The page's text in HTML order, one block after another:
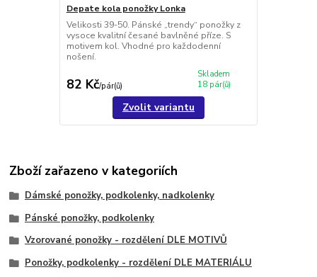
Depate kola ponožky Lonka
Velikosti 39-50. Pánské „trendy“ ponožky z
vysoce kvalitní česané bavlněné příze. S
motivem kol. Vhodné pro každodenní
nošení.
82 Kč/pár(ů)
Skladem
18 pár(ů)
Zvolit variantu
Zboží zařazeno v kategoriích
Dámské ponožky, podkolenky, nadkolenky
Pánské ponožky, podkolenky
Vzorované ponožky - rozdělení DLE MOTIVŮ
Ponožky, podkolenky - rozdělení DLE MATERIÁLU